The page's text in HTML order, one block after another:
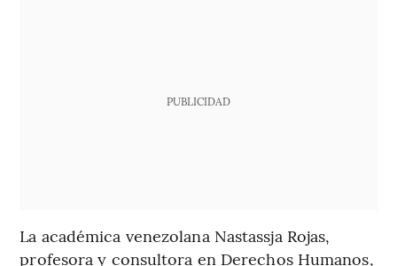
PUBLICIDAD
La académica venezolana Nastassja Rojas,
profesora y consultora en Derechos Humanos,